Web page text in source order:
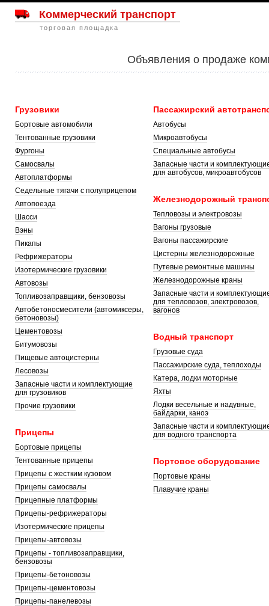
Коммерческий транспорт
торговая площадка
Объявления о продаже
Грузовики
Бортовые автомобили
Тентованные грузовики
Фургоны
Самосвалы
Автоплатформы
Седельные тягачи с полуприцепом
Автопоезда
Шасси
Вэны
Пикапы
Рефрижераторы
Изотермические грузовики
Автовозы
Топливозаправщики, бензовозы
Автобетоносмесители (автомиксеры,
бетоновозы)
Цементовозы
Битумовозы
Пищевые автоцистерны
Лесовозы
Запасные части и комплектующие
для грузовиков
Прочие грузовики
Прицепы
Бортовые прицепы
Тентованные прицепы
Прицепы с жестким кузовом
Прицепы самосвалы
Прицепные платформы
Прицепы-рефрижераторы
Изотермические прицепы
Прицепы-автовозы
Прицепы - топливозаправщики,
бензовозы
Прицепы-бетоновозы
Прицепы-цементовозы
Прицепы-панелевозы
Пассажирский
Автобусы
Микроавтобусы
Специальные автобусы
Запасные части и
для автобусов, микроавтобусов
Железнодорожный
Тепловозы и электровозы
Вагоны грузовые
Вагоны пассажирские
Цистерны железнодорожные
Путевые ремонтные машины
Железнодорожные краны
Запасные части и
для тепловозов, электровозов,
вагонов
Водный транспорт
Грузовые суда
Пассажирские суда, теплоходы
Катера, лодки моторные
Яхты
Лодки весельные и надувные,
байдарки, каноэ
Запасные части и
для водного транспорта
Портовое оборудование
Портовые краны
Плавучие краны